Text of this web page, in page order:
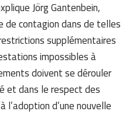
Jörg Gantenbein,
de contagion dans de telles
supplémentaires
impossibles à
doivent se dérouler
et dans le respect des
l’adoption d’une nouvelle